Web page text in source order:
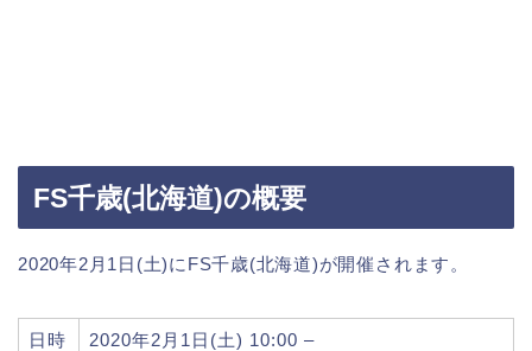
FS千歳(北海道)の概要
2020年2月1日(土)にFS千歳(北海道)が開催されます。
日時 2020年2月1日(土) 10:00 –